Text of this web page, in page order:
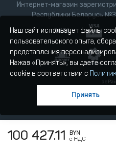
100 427.11
BYN
с НДС
Интернет-магазин
Республики Беларусь
Наш сайт использует файлы
пользовательского опыта,
представления
Нажав «Принять», вы даете
cookie в соответствии с
Принять